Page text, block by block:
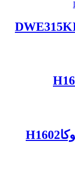
چکش تخریب 16 کیلیویی پوکاH1602